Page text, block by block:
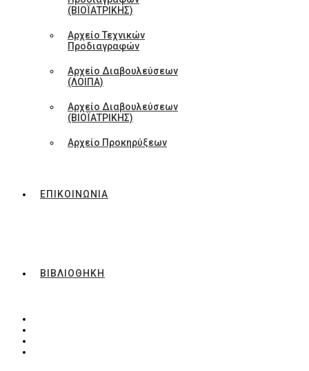
(ΒΙΟΪΑΤΡΙΚΗΣ)
Αρχείο Τεχνικών
Προδιαγραφών
Αρχείο Διαβουλεύσεων
(ΛΟΙΠΑ)
Αρχείο Διαβουλεύσεων
(ΒΙΟΪΑΤΡΙΚΗΣ)
Αρχείο Προκηρύξεων
ΕΠΙΚΟΙΝΩΝΙΑ
ΒΙΒΛΙΟΘΗΚΗ